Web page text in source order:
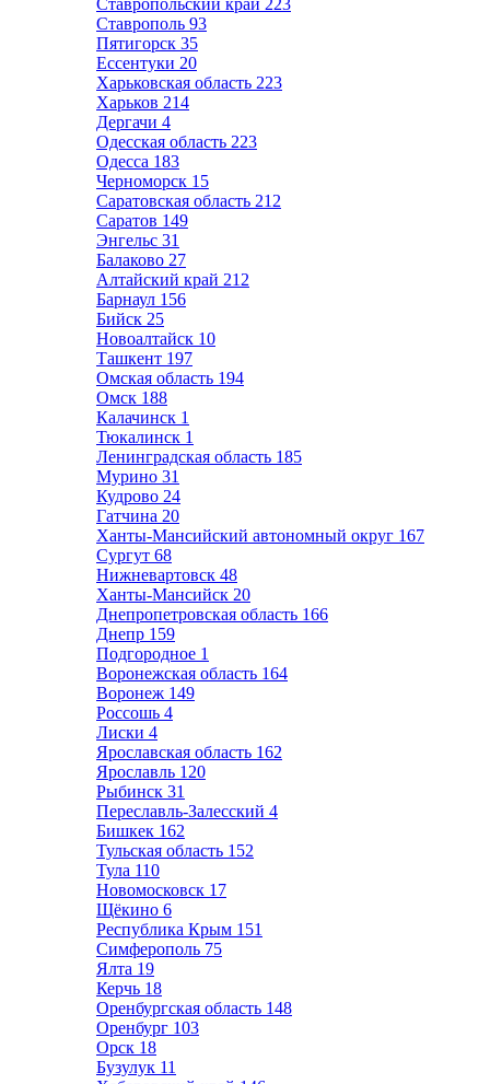
Ставропольский край 223
Ставрополь 93
Пятигорск 35
Ессентуки 20
Харьковская область 223
Харьков 214
Дергачи 4
Одесская область 223
Одесса 183
Черноморск 15
Саратовская область 212
Саратов 149
Энгельс 31
Балаково 27
Алтайский край 212
Барнаул 156
Бийск 25
Новоалтайск 10
Ташкент 197
Омская область 194
Омск 188
Калачинск 1
Тюкалинск 1
Ленинградская область 185
Мурино 31
Кудрово 24
Гатчина 20
Ханты-Мансийский автономный округ 167
Сургут 68
Нижневартовск 48
Ханты-Мансийск 20
Днепропетровская область 166
Днепр 159
Подгородное 1
Воронежская область 164
Воронеж 149
Россошь 4
Лиски 4
Ярославская область 162
Ярославль 120
Рыбинск 31
Переславль-Залесский 4
Бишкек 162
Тульская область 152
Тула 110
Новомосковск 17
Щёкино 6
Республика Крым 151
Симферополь 75
Ялта 19
Керчь 18
Оренбургская область 148
Оренбург 103
Орск 18
Бузулук 11